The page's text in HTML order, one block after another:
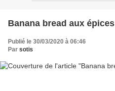
Banana bread aux épices
Publié le 30/03/2020 à 06:46
Par sotis